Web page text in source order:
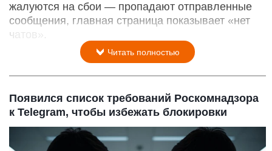
жалуются на сбои — пропадают отправленные
сообщения, главная страница показывает «нет
чатов».
Читать полностью
Появился список требований Роскомнадзора
к Telegram, чтобы избежать блокировки